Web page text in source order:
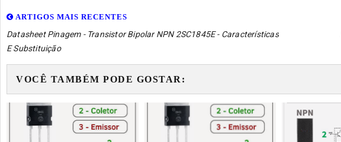
ARTIGOS MAIS RECENTES
Datasheet Pinagem - Transistor Bipolar NPN 2SC1845E - Características
E Substituição
VOCÊ TAMBÉM PODE GOSTAR: